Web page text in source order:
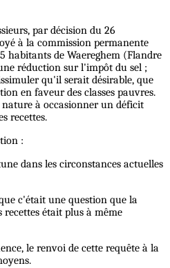
par décision du 26
à la commission permanente
habitants de Waereghem (Flandre
réduction sur l'impôt du sel ;
qu'il serait désirable, que
en faveur des classes pauvres.
à occasionner un déficit
recettes.
:
dans les circonstances actuelles
c'était une question que la
recettes était plus à même
le renvoi de cette requête à la